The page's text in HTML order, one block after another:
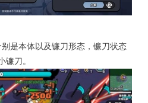
是本体以及镰刀形态，镰刀状态
镰刀。